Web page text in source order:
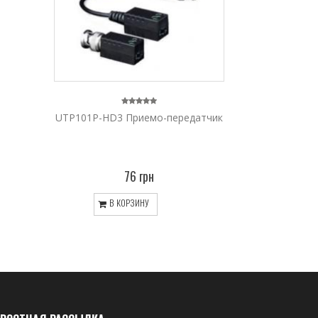
UTP101P-HD3 Приемо-передатчик
76 грн
В КОРЗИНУ